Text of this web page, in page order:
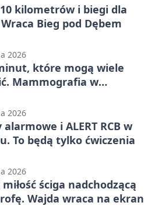
kilometrów i biegi dla
Bieg pod Dębem
2026
które mogą wiele
Mammografia w
2026
alarmowe i ALERT RCB w
To będą tylko ćwiczenia
2026
miłość ściga nadchodzącą
Wajda wraca na ekran